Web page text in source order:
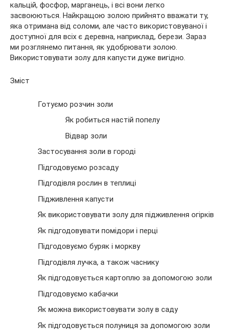
кальцій, фосфор, марганець, і всі вони легко
засвоюються. Найкращою золою прийнято вважати ту,
яка отримана від соломи, але часто використовуваної і
доступної для всіх є деревна, наприклад, берези. Зараз
ми розглянемо питання, як удобрювати золою.
Використовувати золу для капусти дуже вигідно.
Зміст
Готуємо розчин золи
Як робиться настій попелу
Відвар золи
Застосування золи в городі
Підгодовуємо розсаду
Підгодівля рослин в теплиці
Підживлення капусти
Як використовувати золу для підживлення огірків
Як підгодовувати помідори і перці
Підгодовуємо буряк і моркву
Підгодівля лучка, а також часнику
Як підгодовується картоплю за допомогою золи
Підгодовуємо кабачки
Як можна використовувати золу в саду
Як підгодовується полуниця за допомогою золи